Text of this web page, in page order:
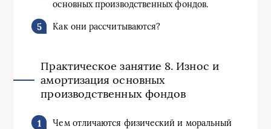
основных производственных фондов.
Как они рассчитываются?
Практическое занятие 8. Износ и
амортизация основных
производственных фондов
Чем отличаются физический и моральный